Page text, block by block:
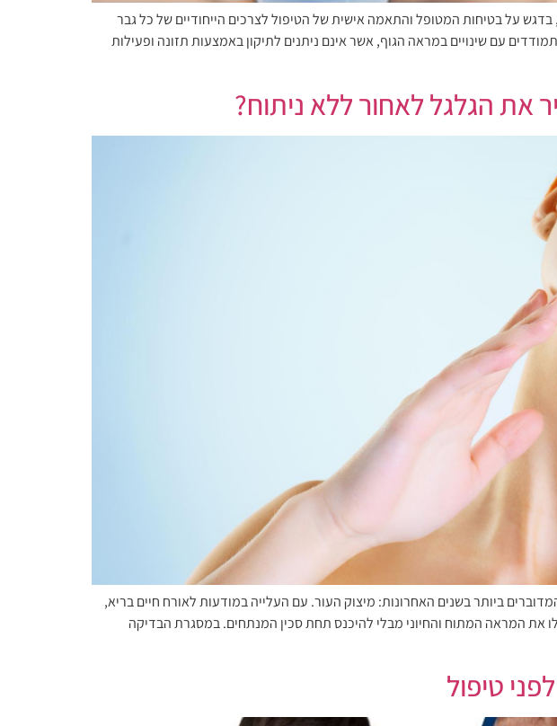
על בטיחות המטופל והתאמה אישית של הטיפול לצרכים הייחודיים של כל גבר
עם שינויים במראה הגוף, אשר אינם ניתנים לתיקון באמצעות תזונה ופעילות
את הגלגל לאחור ללא ניתוח?
ביותר בשנים האחרונות: מיצוק העור. עם העלייה במודעות לאורח חיים בריא,
את המראה המתוח והחיוני מבלי להיכנס תחת סכין המנתחים. במסגרת הבדיקה
טיפול